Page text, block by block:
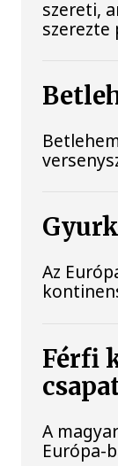
szereti,
szerezte
Az
Férfi
A
Európa-